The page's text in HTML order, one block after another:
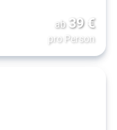
ab 39€
pro Person